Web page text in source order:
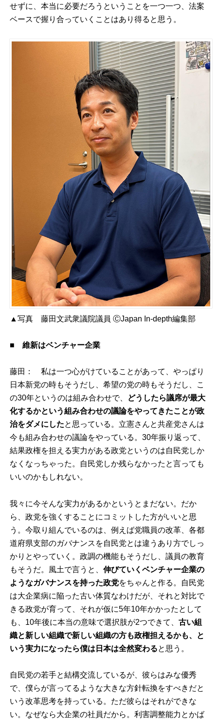
せずに、本当に必要だろうということを一つ一つ、法案
ベースで握り合っていくことはあり得ると思う。
▲写真 藤田文武衆議院議員 ⒸJapan In-depth編集部
■維新はベンチャー企業
藤田： 私は一つ心がけていることがあって、やっぱり
日本新党の時もそうだし、希望の党の時もそうだし、こ
の30年というのは組み合わせで、
どうしたら議席が最大
化するかという組み合わせの議論をやってきたことが政
治をダメにしたと思っている。立憲さんと共産党さんは
今も組み合わせの議論をやっている。30年振り返って、
結果政権を担える実力がある政党というのは自民党しか
なくなっちゃった。自民党しか残らなかったと言っても
いいのかもしれない。
我々に今そんな実力があるかというとまだない。だか
ら、政党を強くすることにコミットした方がいいと思
う。今取り組んでいるのは、例えば党職員の改革、各都
道府県支部のガバナンスを自民党とは違うあり方でしっ
かりとやっていく。政調の機能もそうだし、議員の教育
もそうだ。風土で言うと、伸びていくベンチャー企業の
ようなガバナンスを持った政党をちゃんと作る。自民党
は大企業病に陥った古い体質なわけだが、それと対比で
きる政党が育って、それが仮に5年10年かかったとして
も、10年後に本当の意味で選択肢が2つできて、古い組
織と新しい組織で新しい組織の方も政権担えるかも、と
いう実力になったら僕は日本は全然変わると思う。
自民党の若手と結構交流しているが、彼らはみな優秀
で、僕らが言ってるような大きな方針転換をすべきだと
いう改革思考を持っている。ただ彼らはそれができな
い。なぜなら大企業の社員だから。利害調整能力とかば